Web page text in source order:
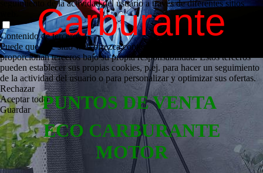
Carburante
PUNTOS DE VENTA
ECO CARBURANTE
MOTOR
seguimiento de la actividad del usuario a través de diferentes sitios
Contenido de terceros
Puede que este sitio web ofrezca contenido o funcionalidades que
proporcionan terceros bajo su propia responsabilidad. Estos terceros
pueden establecer sus propias cookies, p.ej. para hacer un seguimiento
de la actividad del usuario o para personalizar y optimizar sus ofertas.
Rechazar
Aceptar todo
Guardar